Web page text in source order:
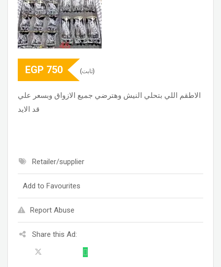
EGP 750 (ثابت)
الاطقم اللي بتحلي النيش وهترضي جميع الازواق وبسعر علي
قد الايد
Retailer/supplier
Add to Favourites
Report Abuse
Share this Ad: